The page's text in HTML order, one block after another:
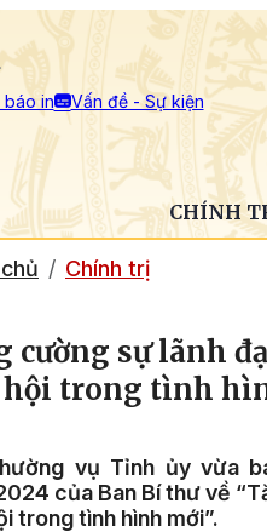
in Vấn đề - Sự kiện
CHÍNH
Chính trị
cường sự lãnh
hội trong tình
vụ Tỉnh ủy vừa
của Ban Bí thư về
trong tình hình mới”.